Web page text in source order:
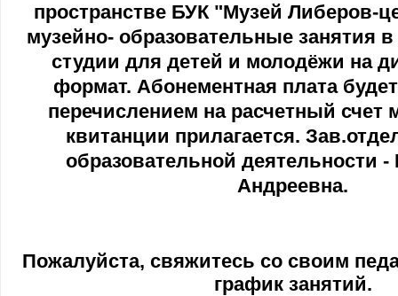
пространстве БУК "Музей Либеров-
музейно- образовательные занятия
студии для детей и молодёжи на
формат. Абонементная плата
перечислением на расчетный счет
квитанции прилагается.
образовательной деятельности
Андреевна.
Пожалуйста, свяжитесь со своим
график занятий.